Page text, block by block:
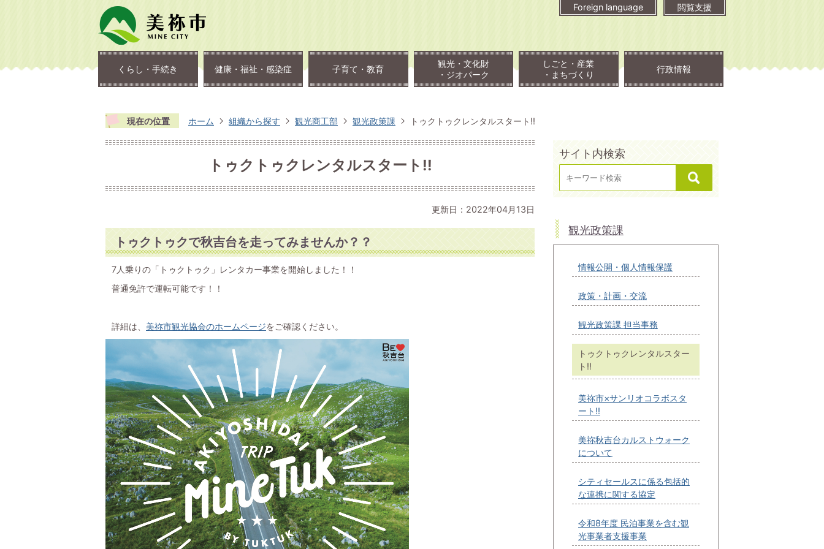
Foreign language 閲覧支援
くらし・手続き 健康・福祉・感染症 子育て・教育
観光・文化財
・ジオパーク
しごと・産業
・まちづくり
行政情報
現在の位置 ホーム 組織から探す 観光商工部 観光政策課 トゥクトゥクレンタルスタート!!
トゥクトゥクレンタルスタート!!
更新日：2022年04月13日
トゥクトゥクで秋吉台を走ってみませんか？？
7人乗りの「トゥクトゥク」レンタカー事業を開始しました！！
普通免許で運転可能です！！
詳細は、 美祢市観光協会のホームページをご確認ください。
サイト内検索
観光政策課
情報公開・個人情報保護
政策・計画・交流
観光政策課 担当事務
トゥクトゥクレンタルスター
ト!!
美祢市×サンリオコラボスタ
ート!!
美祢秋吉台カルストウォーク
について
シティセールスに係る包括的
な連携に関する協定
令和8年度 民泊事業を含む観
光事業者支援事業